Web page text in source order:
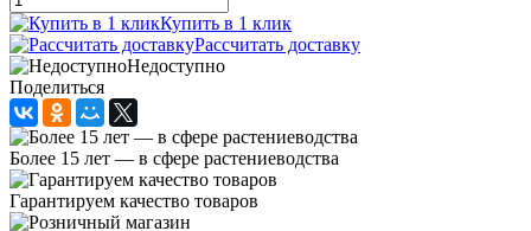
Купить в 1 клик
Рассчитать доставку
Недоступно
Поделиться
Более 15 лет — в сфере растениеводства
Гарантируем качество товаров